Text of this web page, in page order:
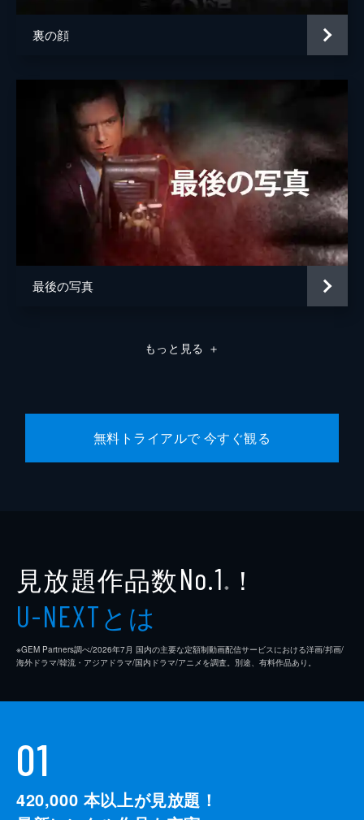
裏の顔
最後の写真
もっと見る ＋
無料トライアルで 今すぐ観る
見放題作品数No.1 ※ ！
U-NEXTとは
※GEM Partners調べ/2026年7⽉ 国内の主要な定額制動画配信サービスにおける洋画/邦画/
海外ドラマ/韓流・アジアドラマ/国内ドラマ/アニメを調査。別途、有料作品あり。
01
420,000 本以上が見放題！